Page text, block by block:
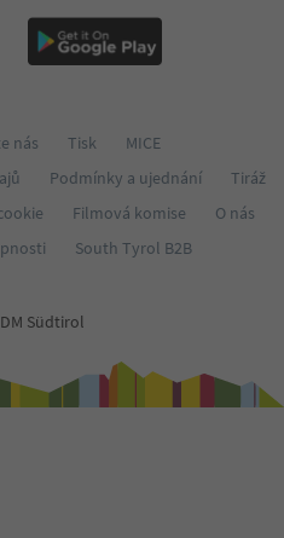
nás Tisk
MICE
Podmínky a ujednání
Tiráž
Filmová komise
O nás
South Tyrol B2B
Südtirol